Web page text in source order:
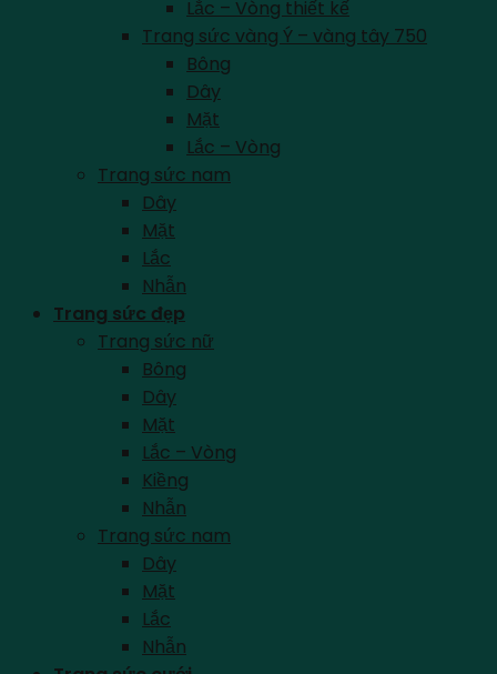
Lắc – Vòng thiết kế
Trang sức vàng Ý – vàng tây 750
Bông
Dây
Mặt
Lắc – Vòng
Trang sức nam
Dây
Mặt
Lắc
Nhẫn
Trang sức đẹp
Trang sức nữ
Bông
Dây
Mặt
Lắc – Vòng
Kiềng
Nhẫn
Trang sức nam
Dây
Mặt
Lắc
Nhẫn